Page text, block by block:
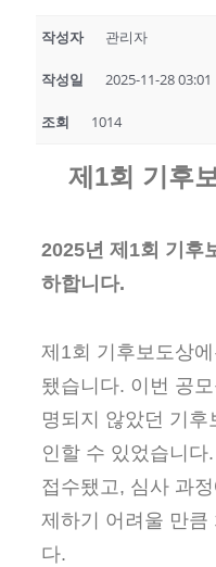
작성자 관리자
작성일 2025-11-28 03:01
조회 1014
제1회 기후
2025년 제1회 기후
하합니다.
제1회 기후보도상
됐습니다. 이번 공
명되지 않았던 기
인할 수 있었습니다
접수됐고, 심사 과
제하기 어려울 만큼
다.